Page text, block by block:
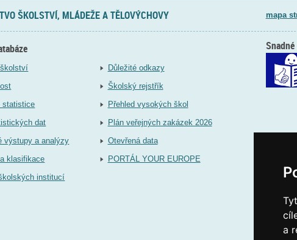
a
ŠKOLSTVÍ, MLÁDEŽE A TĚLOVÝCHOVY mapa
statistice
dat
výstupy a analýzy
klasifikace
institucí
Důležité odkazy
Školský rejstřík
Přehled vysokých škol
Plán veřejných zakázek 2026
Otevřená data
PORTÁL YOUR EUROPE